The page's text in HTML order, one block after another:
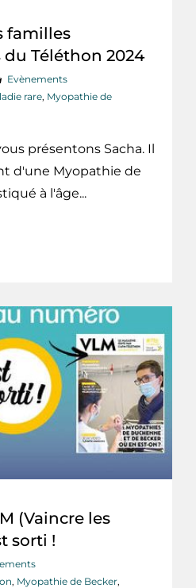
familles
Téléthon 2024
Evènements
rare, Myopathie de
présentons Sacha. Il
d'une Myopathie de
à l'âge...
(Vaincre les
sorti !
, Myopathie de Becker,